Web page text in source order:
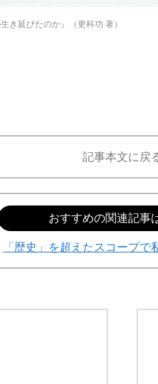
き延びたのか』（更科功 著）
記事本文に戻
おすすめの関連記事
「歴史」を超えたスコープで